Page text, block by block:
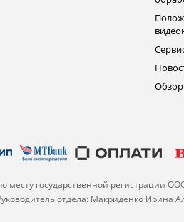
государственной регистрации
отдела: Макриденко Ирина